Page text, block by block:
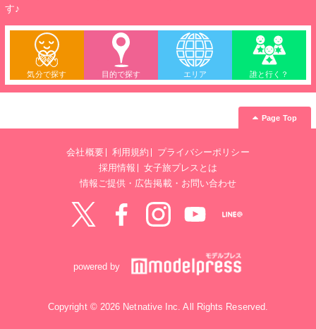
す♪
気分で探す 目的で探す エリア 誰と行く？
Page Top
会社概要 利用規約
プライバシーポリシー
採用情報
女子旅プレスとは
情報ご提供・広告掲載・お問い合わせ
powered by
Copyright © 2026 Netnative Inc. All Rights Reserved.